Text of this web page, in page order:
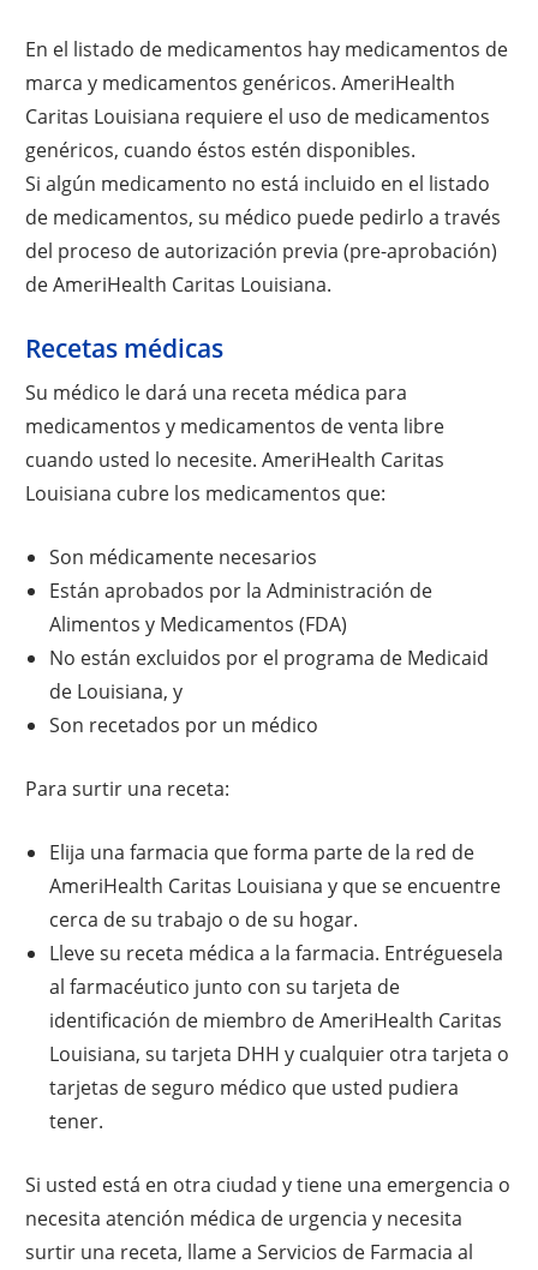
En el listado de medicamentos hay medicamentos de
marca y medicamentos genéricos. AmeriHealth
Caritas Louisiana requiere el uso de medicamentos
genéricos, cuando éstos estén disponibles.
Si algún medicamento no está incluido en el listado
de medicamentos, su médico puede pedirlo a través
del proceso de autorización previa (pre-aprobación)
de AmeriHealth Caritas Louisiana.
Recetas médicas
Su médico le dará una receta médica para
medicamentos y medicamentos de venta libre
cuando usted lo necesite. AmeriHealth Caritas
Louisiana cubre los medicamentos que:
Son médicamente necesarios
Están aprobados por la Administración de
Alimentos y Medicamentos (FDA)
No están excluidos por el programa de Medicaid
de Louisiana, y
Son recetados por un médico
Para surtir una receta:
Elija una farmacia que forma parte de la red de
AmeriHealth Caritas Louisiana y que se encuentre
cerca de su trabajo o de su hogar.
Lleve su receta médica a la farmacia. Entréguesela
al farmacéutico junto con su tarjeta de
identificación de miembro de AmeriHealth Caritas
Louisiana, su tarjeta DHH y cualquier otra tarjeta o
tarjetas de seguro médico que usted pudiera
tener.
Si usted está en otra ciudad y tiene una emergencia o
necesita atención médica de urgencia y necesita
surtir una receta, llame a Servicios de Farmacia al